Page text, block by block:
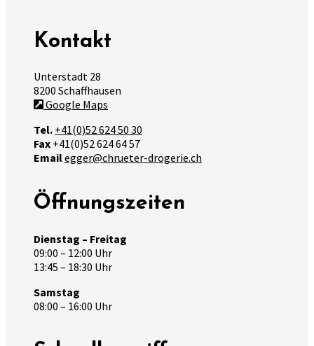
Kontakt
Unterstadt 28
8200 Schaffhausen
Google Maps
Tel. +41(0)52 624 50 30
Fax +41(0)52 624 64 57
Emailegger@chrueter-drogerie.ch
Öffnungszeiten
Dienstag – Freitag
09:00 – 12:00 Uhr
13:45 – 18:30 Uhr
Samstag
08:00 – 16:00 Uhr